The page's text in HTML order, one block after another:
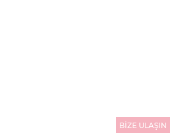
BİZE ULAŞIN